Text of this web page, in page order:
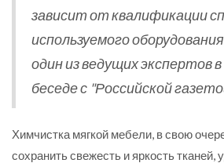
зависит от квалификации
используемого
один из ведущих экспертов
беседе с "Российской
Химчистка мягкой мебели, в свою
сохранить свежесть и яркость тканей,